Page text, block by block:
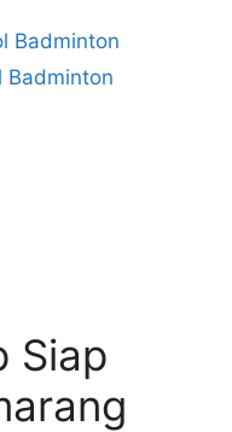
Badminton
Badminton
Siap